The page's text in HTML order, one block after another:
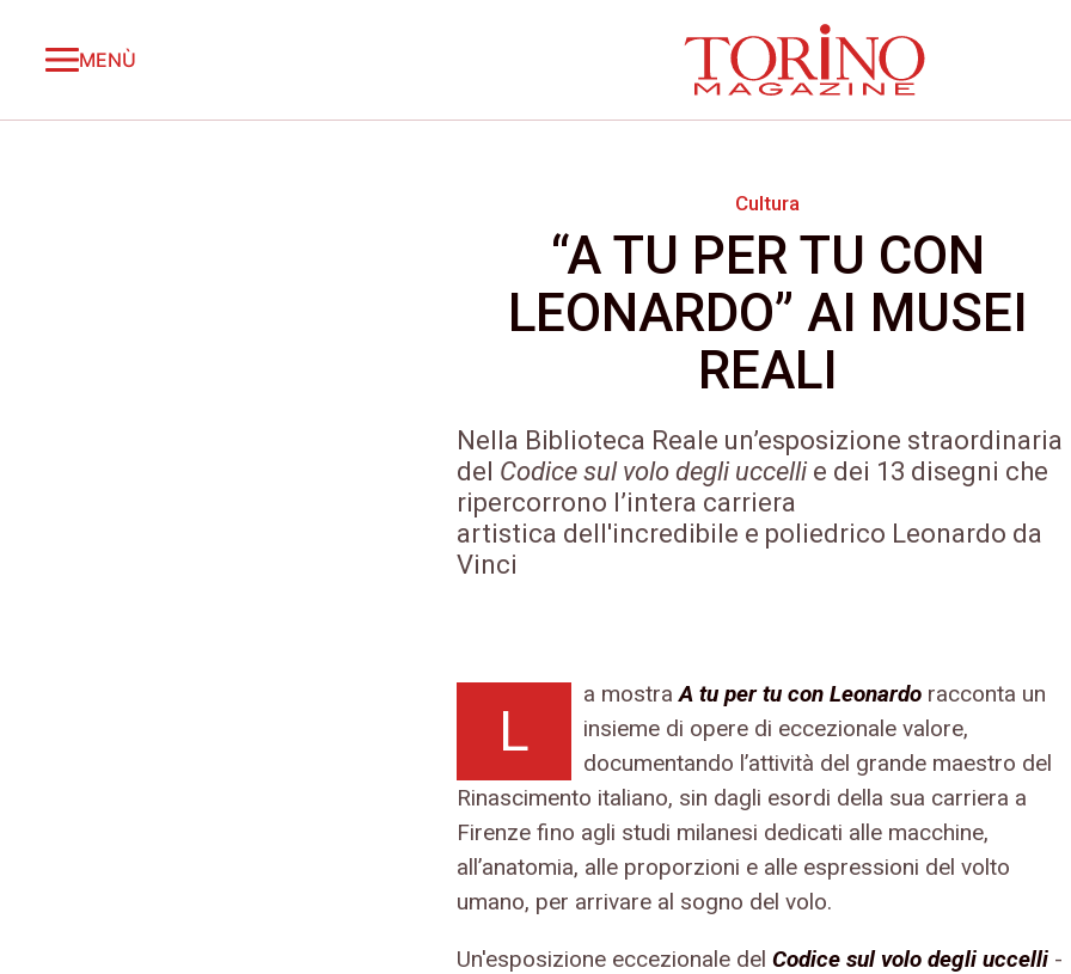
MENÙ
Cultura
“A TU PER TU CON
LEONARDO” AI MUSEI
REALI
Nella Biblioteca Reale un’esposizione straordinaria
del Codice sul volo degli uccelli e dei 13 disegni che
ripercorrono l’intera carriera
artistica dell'incredibile e poliedrico Leonardo da
Vinci
L
a mostraA tu per tu con Leonardo racconta un
insieme di opere di eccezionale valore,
documentando l’attività del grande maestro del
Rinascimento italiano, sin dagli esordi della sua carriera a
Firenze fino agli studi milanesi dedicati alle macchine,
all’anatomia, alle proporzioni e alle espressioni del volto
umano, per arrivare al sogno del volo.
Un'esposizione eccezionale del Codice sul volo degli uccelli -